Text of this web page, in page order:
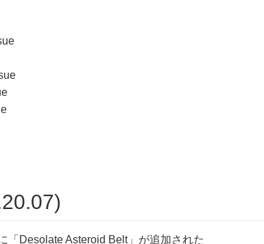
「Desolate Asteroid Belt」が追加された